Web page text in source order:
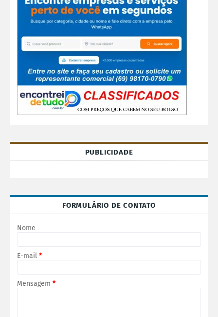
PUBLICIDADE
FORMULÁRIO DE CONTATO
Nome
E-mail *
Mensagem *